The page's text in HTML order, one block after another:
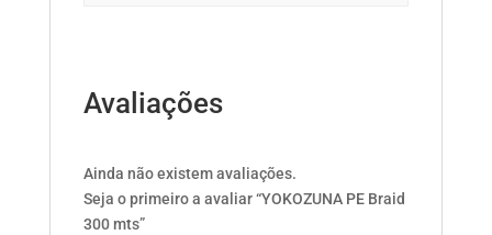
Avaliações
Ainda não existem avaliações.
Seja o primeiro a avaliar “YOKOZUNA PE Braid
300 mts”